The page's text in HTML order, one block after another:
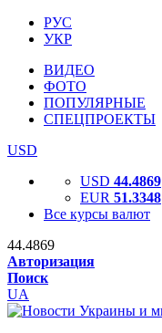
РУС
УКР
ВИДЕО
ФОТО
ПОПУЛЯРНЫЕ
СПЕЦПРОЕКТЫ
USD
USD 44.4869
EUR 51.3348
Все курсы валют
44.4869
Авторизация
Поиск
UA